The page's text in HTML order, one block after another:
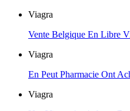
Viagra
Vente Belgique En Libre
Viagra
En Peut Pharmacie Ont
Viagra